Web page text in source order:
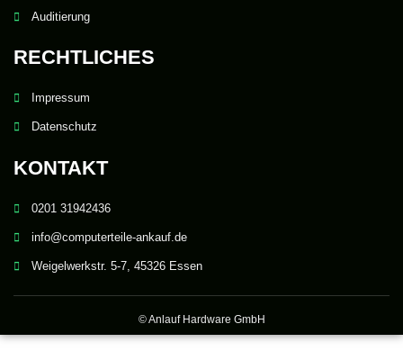
Auditierung
RECHTLICHES
Impressum
Datenschutz
KONTAKT
0201 31942436
info@computerteile-ankauf.de
Weigelwerkstr. 5-7, 45326 Essen
© Anlauf Hardware GmbH